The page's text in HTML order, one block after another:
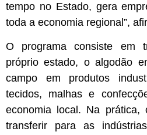
tempo no Estado, gera
toda a economia regional”,
O programa consiste em
próprio estado, o algodão
campo em produtos
tecidos, malhas e
economia local. Na prática,
transferir para as